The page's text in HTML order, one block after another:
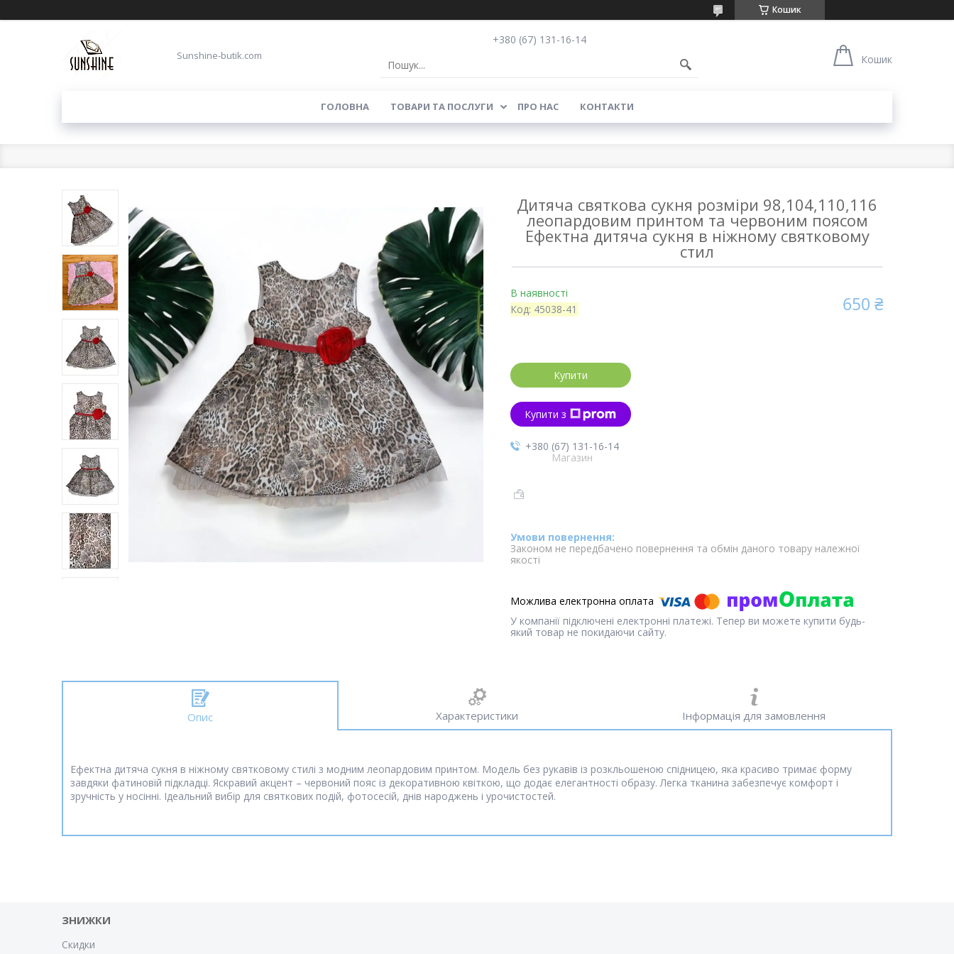
Кошик
Sunshine-butik.com
+380 (67) 131-16-14
Кошик
ГОЛОВНА ТОВАРИ ТА ПОСЛУГИ ПРО НАС КОНТАКТИ
Дитяча святкова сукня розміри 98,104,110,116
леопардовим принтом та червоним поясом
Ефектна дитяча сукня в ніжному святковому
стил
В наявності
Код: 45038-41 650 ₴
Купити
Купити з
+380 (67) 131-16-14
Магазин
Законом не передбачено повернення та обмін даного товару належної
якості
У компанії підключені електронні платежі. Тепер ви можете купити будь-
який товар не покидаючи сайту.
Опис Характеристики Інформація для замовлення
Ефектна дитяча сукня в ніжному святковому стилі з модним леопардовим принтом. Модель без рукавів із розкльошеною спідницею, яка красиво тримає форму
завдяки фатиновій підкладці. Яскравий акцент – червоний пояс із декоративною квіткою, що додає елегантності образу. Легка тканина забезпечує комфорт і
зручність у носінні. Ідеальний вибір для святкових подій, фотосесій, днів народжень і урочистостей.
ЗНИЖКИ
Скидки